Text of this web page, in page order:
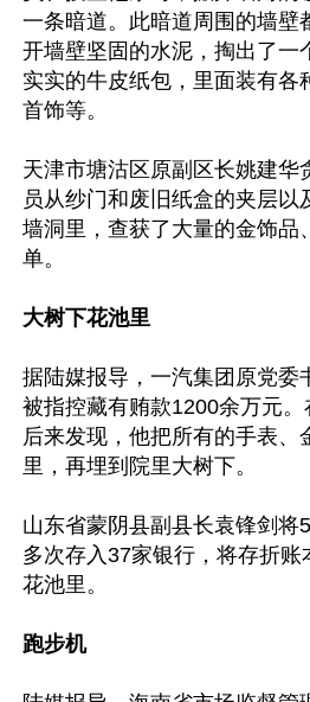
一条暗道。此暗道周围的墙壁
开墙壁坚固的水泥，掏出了一
实实的牛皮纸包，里面装有各
首饰等。
天津市塘沽区原副区长姚建华
员从纱门和废旧纸盒的夹层以
墙洞里，查获了大量的金饰品
单。
大树下花池里
据陆媒报导，一汽集团原党委
被指控藏有贿款1200余万元
后来发现，他把所有的手表、
里，再埋到院里大树下。
山东省蒙阴县副县长袁锋剑将
多次存入37家银行，将存折账
花池里。
跑步机